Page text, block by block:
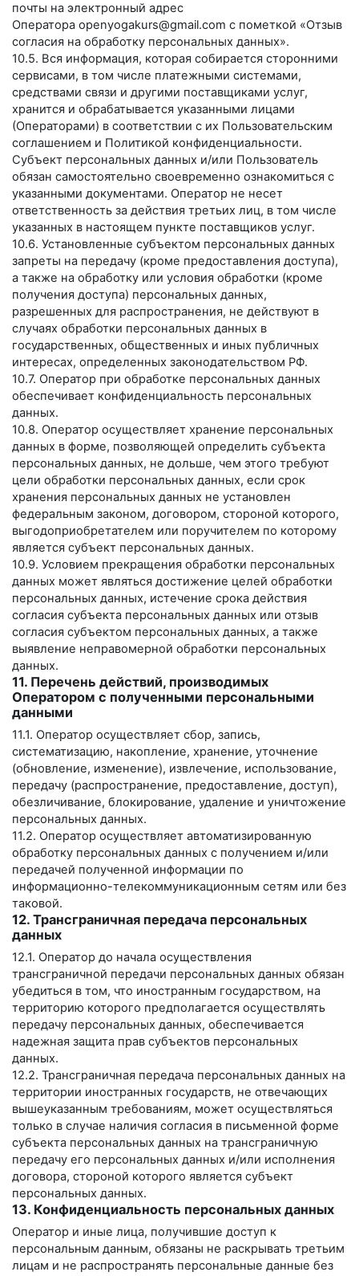
почты на электронный адрес
Оператора openyogakurs@gmail.com с пометкой «Отзыв
согласия на обработку персональных данных».
10.5. Вся информация, которая собирается сторонними
сервисами, в том числе платежными системами,
средствами связи и другими поставщиками услуг,
хранится и обрабатывается указанными лицами
(Операторами) в соответствии с их Пользовательским
соглашением и Политикой конфиденциальности.
Субъект персональных данных и/или Пользователь
обязан самостоятельно своевременно ознакомиться с
указанными документами. Оператор не несет
ответственность за действия третьих лиц, в том числе
указанных в настоящем пункте поставщиков услуг.
10.6. Установленные субъектом персональных данных
запреты на передачу (кроме предоставления доступа),
а также на обработку или условия обработки (кроме
получения доступа) персональных данных,
разрешенных для распространения, не действуют в
случаях обработки персональных данных в
государственных, общественных и иных публичных
интересах, определенных законодательством РФ.
10.7. Оператор при обработке персональных данных
обеспечивает конфиденциальность персональных
данных.
10.8. Оператор осуществляет хранение персональных
данных в форме, позволяющей определить субъекта
персональных данных, не дольше, чем этого требуют
цели обработки персональных данных, если срок
хранения персональных данных не установлен
федеральным законом, договором, стороной которого,
выгодоприобретателем или поручителем по которому
является субъект персональных данных.
10.9. Условием прекращения обработки персональных
данных может являться достижение целей обработки
персональных данных, истечение срока действия
согласия субъекта персональных данных или отзыв
согласия субъектом персональных данных, а также
выявление неправомерной обработки персональных
данных.
11. Перечень действий, производимых
Оператором с полученными персональными
данными
11.1. Оператор осуществляет сбор, запись,
систематизацию, накопление, хранение, уточнение
(обновление, изменение), извлечение, использование,
передачу (распространение, предоставление, доступ),
обезличивание, блокирование, удаление и уничтожение
персональных данных.
11.2. Оператор осуществляет автоматизированную
обработку персональных данных с получением и/или
передачей полученной информации по
информационно-телекоммуникационным сетям или без
таковой.
12. Трансграничная передача персональных
данных
12.1. Оператор до начала осуществления
трансграничной передачи персональных данных обязан
убедиться в том, что иностранным государством, на
территорию которого предполагается осуществлять
передачу персональных данных, обеспечивается
надежная защита прав субъектов персональных
данных.
12.2. Трансграничная передача персональных данных на
территории иностранных государств, не отвечающих
вышеуказанным требованиям, может осуществляться
только в случае наличия согласия в письменной форме
субъекта персональных данных на трансграничную
передачу его персональных данных и/или исполнения
договора, стороной которого является субъект
персональных данных.
13. Конфиденциальность персональных данных
Оператор и иные лица, получившие доступ к
персональным данным, обязаны не раскрывать третьим
лицам и не распространять персональные данные без